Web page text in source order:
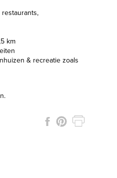
km
& recreatie zoals